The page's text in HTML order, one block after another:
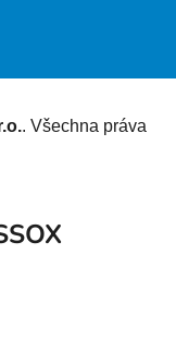
. Všechna práva